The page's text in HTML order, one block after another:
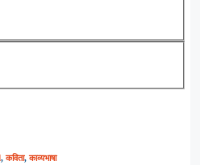
,कविता,काव्यभाषा